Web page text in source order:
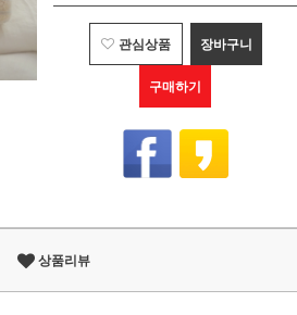
관심상품 장바구니
구매하기
상품리뷰